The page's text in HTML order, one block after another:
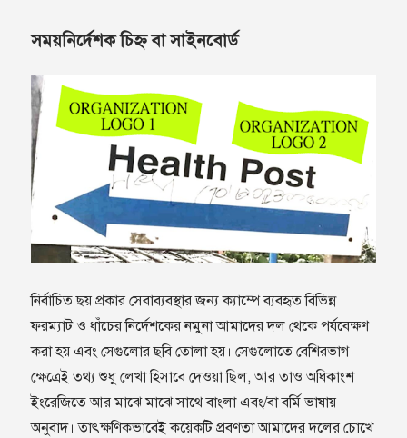
সময়নির্দেশক চিহ্ন বা সাইনবোর্ড
নির্বাচিত ছয় প্রকার সেবাব্যবস্থার জন্য ক্যাম্পে ব্যবহৃত বিভিন্ন
ফরম্যাট ও ধাঁচের নির্দেশকের নমুনা আমাদের দল থেকে পর্যবেক্ষণ
করা হয় এবং সেগুলোর ছবি তোলা হয়। সেগুলোতে বেশিরভাগ
ক্ষেত্রেই তথ্য শুধু লেখা হিসাবে দেওয়া ছিল, আর তাও অধিকাংশ
ইংরেজিতে আর মাঝে মাঝে সাথে বাংলা এবং/বা বর্মি ভাষায়
অনুবাদ। তাৎক্ষণিকভাবেই কয়েকটি প্রবণতা আমাদের দলের চোখে